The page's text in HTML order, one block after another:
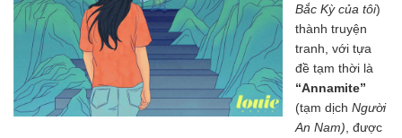
Bắc Kỳ của tôi)
thành truyện
tranh, với tựa
đề tạm thời là
“Annamite”
(tạm dịch Người
An Nam) , được